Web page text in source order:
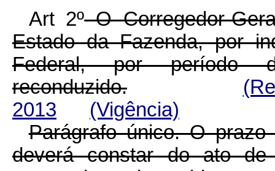
Art 2ºO Corregedor-
Estado da Fazenda, por
Federal, por período
reconduzido.
2013
(Vigência)
Parágrafo único. O
deverá constar do ato de